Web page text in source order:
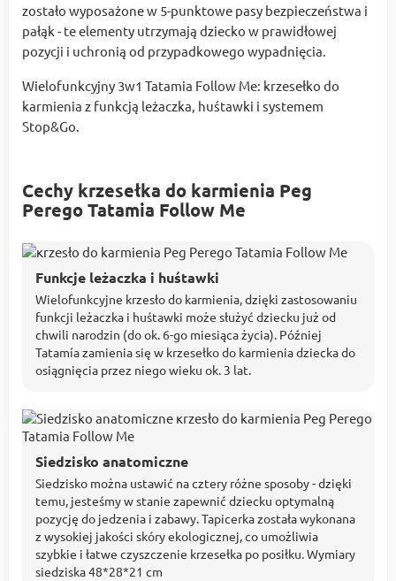
zostało wyposażone w 5-punktowe pasy bezpieczeństwa i
pałąk - te elementy utrzymają dziecko w prawidłowej
pozycji i uchronią od przypadkowego wypadnięcia.
Wielofunkcyjny 3w1 Tatamia Follow Me: krzesełko do
karmienia z funkcją leżaczka, huśtawki i systemem
Stop&Go.
Cechy krzesełka do karmienia Peg
Perego Tatamia Follow Me
Funkcje leżaczka i huśtawki
Wielofunkcyjne krzesło do karmienia, dzięki zastosowaniu
funkcji leżaczka i huśtawki może służyć dziecku już od
chwili narodzin (do ok. 6-go miesiąca życia). Później
Tatamía zamienia się w krzesełko do karmienia dziecka do
osiągnięcia przez niego wieku ok. 3 lat.
Siedzisko anatomiczne
Siedzisko można ustawić na cztery różne sposoby - dzięki
temu, jesteśmy w stanie zapewnić dziecku optymalną
pozycję do jedzenia i zabawy. Tapicerka została wykonana
z wysokiej jakości skóry ekologicznej, co umożliwia
szybkie i łatwe czyszczenie krzesełka po posiłku. Wymiary
siedziska 48*28*21 cm